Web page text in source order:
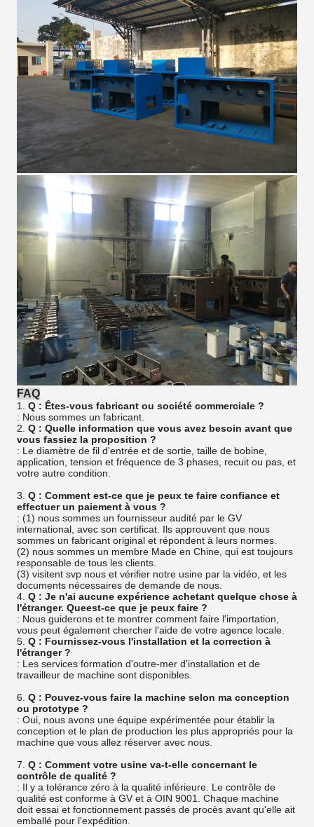
FAQ
1. Q : Êtes-vous fabricant ou société commerciale ?
: Nous sommes un fabricant.
2. Q : Quelle information que vous avez besoin avant que
vous fassiez la proposition ?
: Le diamètre de fil d'entrée et de sortie, taille de bobine,
application, tension et fréquence de 3 phases, recuit ou pas, et
votre autre condition.
3. Q : Comment est-ce que je peux te faire confiance et
effectuer un paiement à vous ?
: (1) nous sommes un fournisseur audité par le GV
international, avec son certificat. Ils approuvent que nous
sommes un fabricant original et répondent à leurs normes.
(2) nous sommes un membre Made en Chine, qui est toujours
responsable de tous les clients.
(3) visitent svp nous et vérifier notre usine par la vidéo, et les
documents nécessaires de demande de nous.
4. Q : Je n'ai aucune expérience achetant quelque chose à
l'étranger. Queest-ce que je peux faire ?
: Nous guiderons et te montrer comment faire l'importation,
vous peut également chercher l'aide de votre agence locale.
5. Q : Fournissez-vous l'installation et la correction à
l'étranger ?
: Les services formation d'outre-mer d'installation et de
travailleur de machine sont disponibles.
6. Q : Pouvez-vous faire la machine selon ma conception
ou prototype ?
: Oui, nous avons une équipe expérimentée pour établir la
conception et le plan de production les plus appropriés pour la
machine que vous allez réserver avec nous.
7. Q : Comment votre usine va-t-elle concernant le
contrôle de qualité ?
: Il y a tolérance zéro à la qualité inférieure. Le contrôle de
qualité est conforme à GV et à OIN 9001. Chaque machine
doit essai et fonctionnement passés de procès avant qu'elle ait
emballé pour l'expédition.